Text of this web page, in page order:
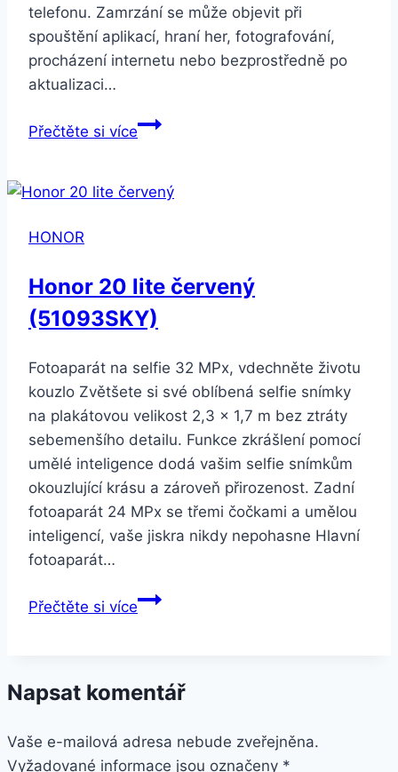
telefonu. Zamrzání se může objevit při
spouštění aplikací, hraní her, fotografování,
procházení internetu nebo bezprostředně po
aktualizaci…
Přečtěte si víceHONOR
HONOR
Honor 20 lite červený
(51093SKY)
Fotoaparát na selfie 32 MPx, vdechněte životu
kouzlo Zvětšete si své oblíbená selfie snímky
na plakátovou velikost 2,3 x 1,7 m bez ztráty
sebemenšího detailu. Funkce zkrášlení pomocí
umělé inteligence dodá vašim selfie snímkům
okouzlující krásu a zároveň přirozenost. Zadní
fotoaparát 24 MPx se třemi čočkami a umělou
inteligencí, vaše jiskra nikdy nepohasne Hlavní
fotoaparát…
Přečtěte si víceHonor
(51093SKY)
Napsat komentář
Vaše e-mailová adresa nebude zveřejněna.
Vyžadované informace jsou označeny *